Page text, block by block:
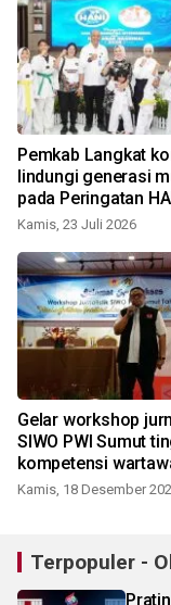
Pemkab Langkat
lindungi generasi
pada Peringatan
Hari Anak Nasional
Kamis, 23 Juli 2026
Gelar workshop
SIWO PWI Sumut
kompetensi
olahraga
Kamis, 18 Desember
Terpopuler -